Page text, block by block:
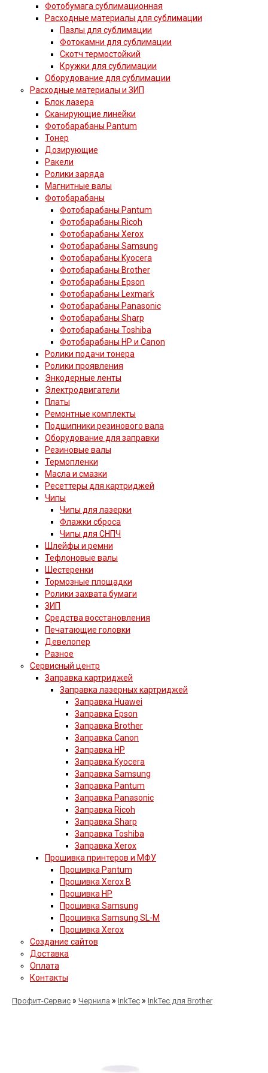
Фотобумага сублимационная
Расходные материалы для сублимации
Пазлы для сублимации
Фотокамни для сублимации
Скотч термостойкий
Кружки для сублимации
Оборудование для сублимации
Расходные материалы и ЗИП
Блок лазера
Сканирующие линейки
Фотобарабаны Pantum
Тонер
Дозирующие
Ракели
Ролики заряда
Магнитные валы
Фотобарабаны
Фотобарабаны Pantum
Фотобарабаны Ricoh
Фотобарабаны Xerox
Фотобарабаны Samsung
Фотобарабаны Kyocera
Фотобарабаны Brother
Фотобарабаны Epson
Фотобарабаны Lexmark
Фотобарабаны Panasonic
Фотобарабаны Sharp
Фотобарабаны Toshiba
Фотобарабаны HP и Canon
Ролики подачи тонера
Ролики проявления
Энкодерные ленты
Электродвигатели
Платы
Ремонтные комплекты
Подшипники резинового вала
Оборудование для заправки
Резиновые валы
Термопленки
Масла и смазки
Ресеттеры для картриджей
Чипы
Чипы для лазерки
Флажки сброса
Чипы для СНПЧ
Шлейфы и ремни
Тефлоновые валы
Шестеренки
Тормозные площадки
Ролики захвата бумаги
ЗИП
Средства восстановления
Печатающие головки
Девелопер
Разное
Сервисный центр
Заправка картриджей
Заправка лазерных картриджей
Заправка Huawei
Заправка Epson
Заправка Brother
Заправка Canon
Заправка HP
Заправка Kyocera
Заправка Samsung
Заправка Pantum
Заправка Panasonic
Заправка Ricoh
Заправка Sharp
Заправка Toshiba
Заправка Xerox
Прошивка принтеров и МФУ
Прошивка Pantum
Прошивка Xerox B
Прошивка HP
Прошивка Samsung
Прошивка Samsung SL-M
Прошивка Xerox
Создание сайтов
Доставка
Оплата
Контакты
Профит-Сервис » Чернила » InkTec » InkTec для Brother